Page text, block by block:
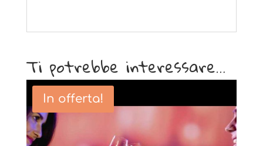
Ti potrebbe interessare…
In offerta!